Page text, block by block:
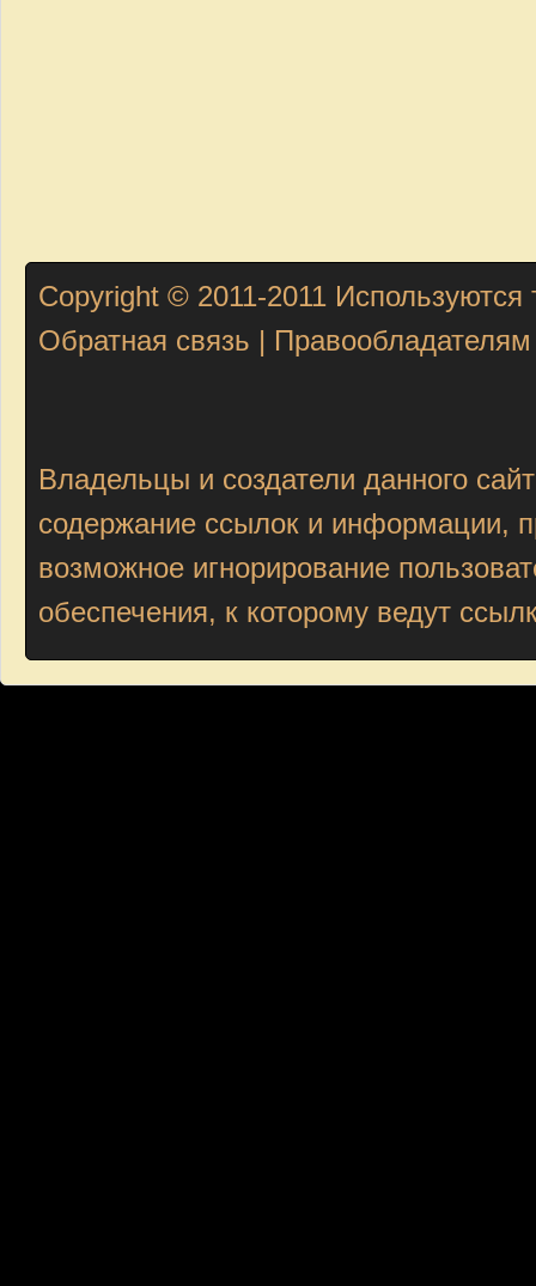
Copyright © 2011-2011 Используются
Обратная связь
Правообладателям
Владельцы и создатели данного
содержание ссылок и информации,
возможное игнорирование
обеспечения, к которому ведут